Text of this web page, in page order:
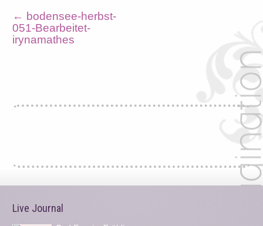
← bodensee-herbst-
051-Bearbeitet-
irynamathes
Live Journal